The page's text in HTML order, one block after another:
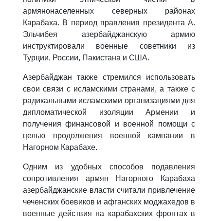
армянонаселенных северных районах
Карабаха. В период правления президента А.
Эльчибея азербайджанскую армию
инструктировали военные советники из
Турции, России, Пакистана и США.
Азербайджан также стремился использовать
свои связи с исламскими странами, а также с
радикальными исламскими организациями для
дипломатической изоляции Армении и
получения финансовой и военной помощи с
целью продолжения военной кампании в
Нагорном Карабахе.
Одним из удобных способов подавления
сопротивления армян Нагорного Карабаха
азербайджанские власти считали привлечение
чеченских боевиков и афганских моджахедов в
военные действия на карабахских фронтах в